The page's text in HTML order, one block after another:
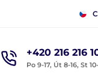
+420 216 216
Po 9-17, Út 8-16, St